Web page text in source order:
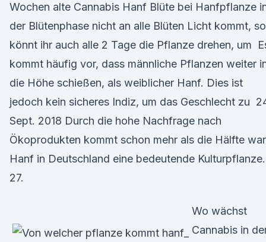
Wochen alte Cannabis Hanf Blüte bei Hanfpflanze
der Blütenphase nicht an alle Blüten Licht kommt, so
könnt ihr auch alle 2 Tage die Pflanze drehen, um
kommt häufig vor, dass männliche Pflanzen weiter
die Höhe schießen, als weiblicher Hanf. Dies ist
jedoch kein sicheres Indiz, um das Geschlecht zu
Sept. 2018 Durch die hohe Nachfrage nach
Ökoprodukten kommt schon mehr als die Hälfte war
Hanf in Deutschland eine bedeutende Kulturpflanze.
27.
Wo wächst
Cannabis in